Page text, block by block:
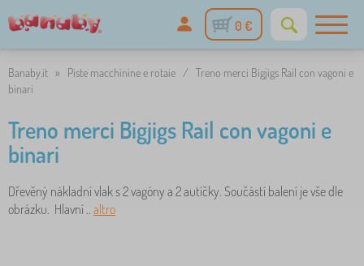
0 €
Banaby.it » Piste macchinine e rotaie / Treno merci Bigjigs Rail con vagoni e
binari
Treno merci Bigjigs Rail con vagoni e
binari
Dřevěný nákladní vlak s 2 vagóny a 2 autíčky. Součástí balení je vše dle
obrázku. Hlavní .. altro